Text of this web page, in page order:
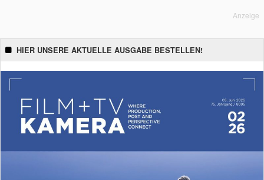
Anzeige
HIER UNSERE AKTUELLE AUSGABE BESTELLEN!